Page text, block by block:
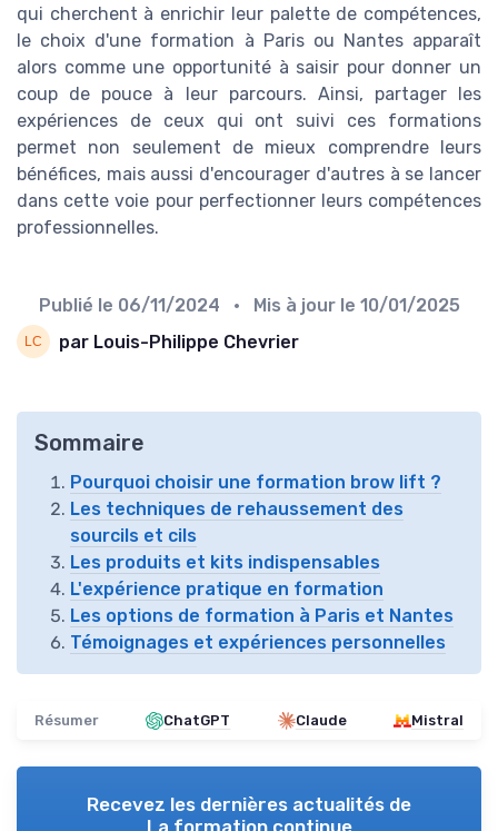
qui cherchent à enrichir leur palette de compétences,
le choix d'une formation à Paris ou Nantes apparaît
alors comme une opportunité à saisir pour donner un
coup de pouce à leur parcours. Ainsi, partager les
expériences de ceux qui ont suivi ces formations
permet non seulement de mieux comprendre leurs
bénéfices, mais aussi d'encourager d'autres à se lancer
dans cette voie pour perfectionner leurs compétences
professionnelles.
Publié le 06/11/2024 • Mis à jour le 10/01/2025
par Louis-Philippe Chevrier
Sommaire
Pourquoi choisir une formation brow lift ?
Les techniques de rehaussement des
sourcils et cils
Les produits et kits indispensables
L'expérience pratique en formation
Les options de formation à Paris et Nantes
Témoignages et expériences personnelles
Résumer ChatGPT Claude Mistral
Recevez les dernières actualités de